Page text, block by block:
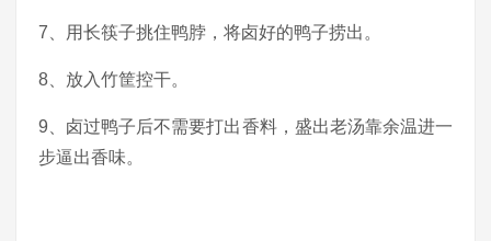
7、用长筷子挑住鸭脖，将卤好的鸭子捞出。
8、放入竹筐控干。
9、卤过鸭子后不需要打出香料，盛出老汤靠余温进一
步逼出香味。